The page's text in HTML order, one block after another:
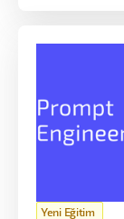
Yeni Eğitim